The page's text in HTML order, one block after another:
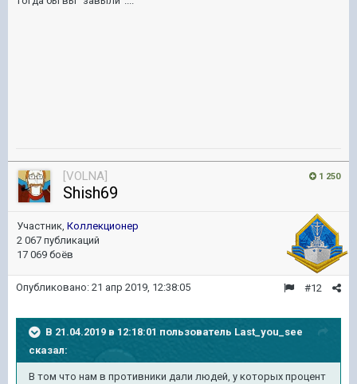
1 250
[VOLNA]
Shish69
Участник, Коллекционер
2 067 публикаций
17 069 боёв
#12
Опубликовано: 21 апр 2019, 12:38:05
В 21.04.2019 в 12:18:01 пользователь Last_you_see
сказал:
В том что нам в противники дали людей, у которых процент